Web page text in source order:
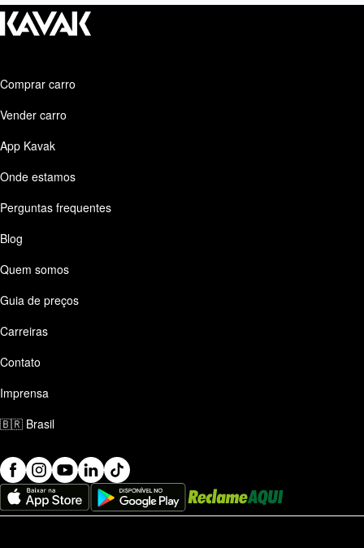
Comprar carro
Vender carro
App Kavak
Onde estamos
Perguntas frequentes
Blog
Quem somos
Guia de preços
Carreiras
Contato
Imprensa
🇧🇷 Brasil